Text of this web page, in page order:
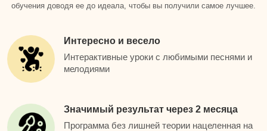
обучения доводя ее до идеала, чтобы вы получили самое лучшее.
Интересно и весело
Интерактивные уроки с любимыми песнями и
мелодиями
Значимый результат через 2 месяца
Программа без лишней теории нацеленная на